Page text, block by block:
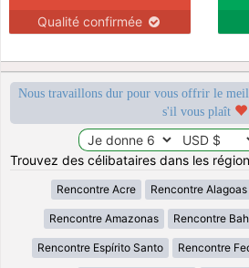
Qualité confirmée
Nous travaillons dur pour vous offrir le
s'il vous plaît
Trouvez des célibataires dans les
Rencontre Acre Rencontre Alagoas
Rencontre Amazonas Rencontre
Rencontre Espírito Santo Rencontre